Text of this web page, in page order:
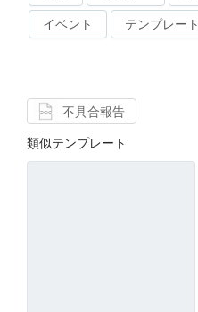
イベント テンプレート
不具合報告
類似テンプレート